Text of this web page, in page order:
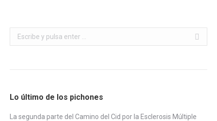
Buscar:
Lo último de los pichones
La segunda parte del Camino del Cid por la Esclerosis Múltiple